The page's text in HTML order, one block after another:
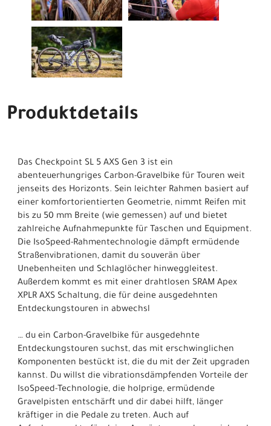
Produktdetails
Das Checkpoint SL 5 AXS Gen 3 ist ein
abenteuerhungriges Carbon-Gravelbike für Touren weit
jenseits des Horizonts. Sein leichter Rahmen basiert auf
einer komfortorientierten Geometrie, nimmt Reifen mit
bis zu 50 mm Breite (wie gemessen) auf und bietet
zahlreiche Aufnahmepunkte für Taschen und Equipment.
Die IsoSpeed-Rahmentechnologie dämpft ermüdende
Straßenvibrationen, damit du souverän über
Unebenheiten und Schlaglöcher hinweggleitest.
Außerdem kommt es mit einer drahtlosen SRAM Apex
XPLR AXS Schaltung, die für deine ausgedehnten
Entdeckungstouren in abwechsl
… du ein Carbon-Gravelbike für ausgedehnte
Entdeckungstouren suchst, das mit erschwinglichen
Komponenten bestückt ist, die du mit der Zeit upgraden
kannst. Du willst die vibrationsdämpfenden Vorteile der
IsoSpeed-Technologie, die holprige, ermüdende
Gravelpisten entschärft und dir dabei hilft, länger
kräftiger in die Pedale zu treten. Auch auf